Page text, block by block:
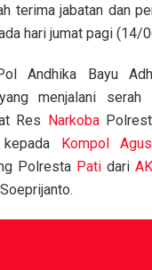
ar
terima jabatan dan
hari jumat pagi
Andhika Bayu
menjalani serah
Res Narkoba
Kompol Agus
Polresta Pati dari